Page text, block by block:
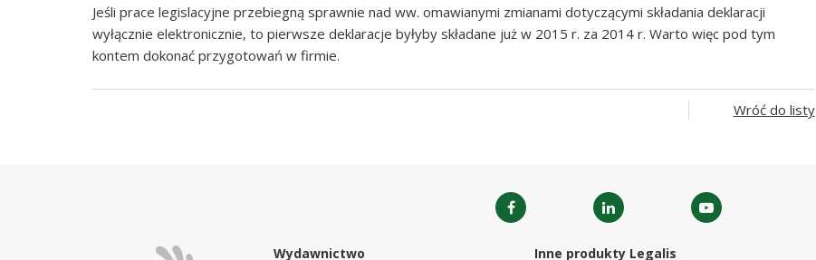
Jeśli prace legislacyjne przebiegną sprawnie nad ww. omawianymi zmianami dotyczącymi składania deklaracji
wyłącznie elektronicznie, to pierwsze deklaracje byłyby składane już w 2015 r. za 2014 r. Warto więc pod tym
kontem dokonać przygotowań w firmie.
Wróć do listy
Wydawnictwo Inne produkty Legalis